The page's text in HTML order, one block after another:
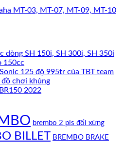
MT-03, MT-07, MT-09, MT-10
dòng SH 150i, SH 300i, SH 350i
150cc
125 độ 995tr của TBT team
đồ chơi khủng
2022
brembo 2 pis đối xứng
BILLET BREMBO BRAKE